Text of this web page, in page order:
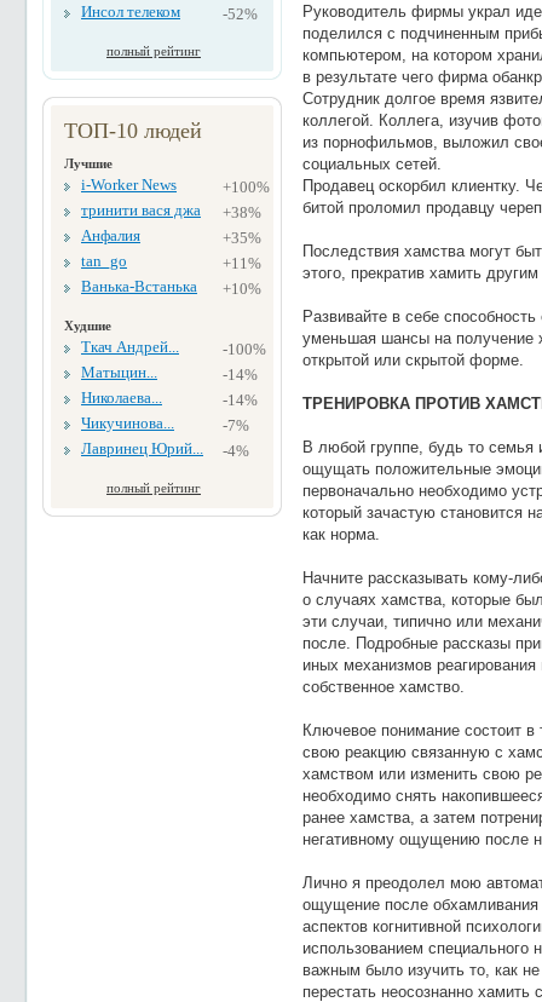
Инсол телеком
-52%
полный рейтинг
ТОП-10 людей
Лучшие
i-Worker News
+100%
тринити вася джа
+38%
Анфалия
+35%
tan_go
+11%
Ванька-Встанька
+10%
Худшие
Ткач Андрей...
-100%
Матыцин...
-14%
Николаева...
-14%
Чикучинова...
-7%
Лавринец Юрий...
-4%
полный рейтинг
Руководитель фирмы украл
поделился с подчиненным
компьютером, на котором
в результате чего фирма
Сотрудник долгое время
коллегой. Коллега, изучив
из порнофильмов, выложил
социальных сетей.
Продавец оскорбил клиентку.
битой проломил продавцу
Последствия хамства могут
этого, прекратив хамить
Развивайте в себе
уменьшая шансы на получение
открытой или скрытой форме.
ТРЕНИРОВКА ПРОТИВ
В любой группе, будь то
ощущать положительные
первоначально необходимо
который зачастую становится
как норма.
Начните рассказывать кому-
о случаях хамства, которые
эти случаи, типично или
после. Подробные рассказы
иных механизмов
собственное хамство.
Ключевое понимание состоит
свою реакцию связанную с
хамством или изменить свою
необходимо снять
ранее хамства, а затем
негативному ощущению после
Лично я преодолел мою
ощущение после обхамливания
аспектов когнитивной
использованием
важным было изучить то, как не
перестать неосознанно